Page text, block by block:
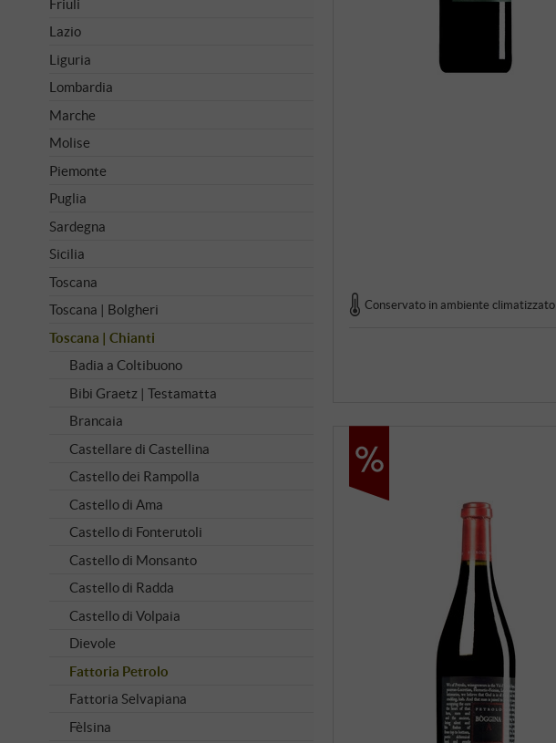
Conservato in ambiente climatizzato
Friuli
Lazio
Liguria
Lombardia
Marche
Molise
Piemonte
Puglia
Sardegna
Sicilia
Toscana
Toscana | Bolgheri
Toscana | Chianti
Badia a Coltibuono
Bibi Graetz | Testamatta
Brancaia
Castellare di Castellina
Castello dei Rampolla
Castello di Ama
Castello di Fonterutoli
Castello di Monsanto
Castello di Radda
Castello di Volpaia
Dievole
Fattoria Petrolo
Fattoria Selvapiana
Fèlsina